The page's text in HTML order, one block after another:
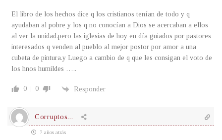
El libro de los hechos dice q los cristianos tenían de todo y q
ayudaban al pobre y los q no conocían a Dios se acercaban a ellos
al ver la unidad.pero las iglesias de hoy en día guiados por pastores
interesados q venden al pueblo al mejor postor por amor a una
cubeta de pintura.y Luego a cambio de q que les consigan el voto de
los hnos humildes …..
0 0 Responder
Corruptos...
7 años atrás